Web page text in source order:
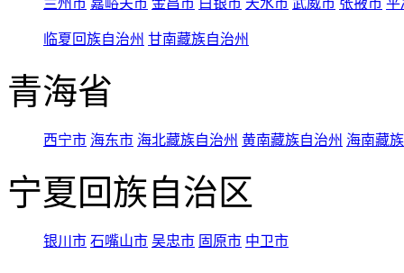
兰州市 嘉峪关市 金昌市 白银市 天水市 武威市 张掖市 平
临夏回族自治州 甘南藏族自治州
青海省
西宁市 海东市 海北藏族自治州 黄南藏族自治州 海南藏
宁夏回族自治区
银川市 石嘴山市 吴忠市 固原市 中卫市